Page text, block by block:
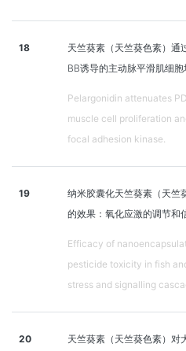
18
天竺葵素（天竺葵色素）通
BB诱导的主动脉平滑肌细胞
Pelargonidin attenuates
muscle cell proliferation
focal adhesion kinase.
19
纳米胶囊化天竺葵素（天竺
的效果：氧化应激的调节和
Efficacy of
pesticide toxicity in fish
stress and signalling
20
天竺葵素（天竺葵色素）对